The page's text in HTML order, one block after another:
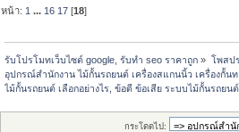
หน้า: 1 ... 16 17 [18]
รับโปรโมทเว็บไซต์ google, รับทำ seo ราคาถูก » โพสป
อุปกรณ์สำนักงาน ไม้กั้นรถยนต์ เครื่องสแกนนิ้ว เครื่องกั้นท
ไม้กั้นรถยนต์ เลือกอย่างไร, ข้อดี ข้อเสีย ระบบไม้กั้นรถยน
กระโดดไป: